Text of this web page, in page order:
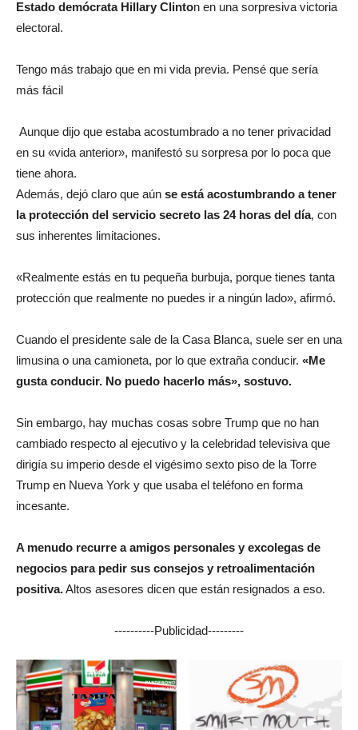
Estado demócrata Hillary Clinton en una sorpresiva victoria
electoral.
Tengo más trabajo que en mi vida previa. Pensé que sería
más fácil
Aunque dijo que estaba acostumbrado a no tener privacidad
en su «vida anterior», manifestó su sorpresa por lo poca que
tiene ahora.
Además, dejó claro que aún se está acostumbrando a tener
la protección del servicio secreto las 24 horas del día, con
sus inherentes limitaciones.
«Realmente estás en tu pequeña burbuja, porque tienes tanta
protección que realmente no puedes ir a ningún lado», afirmó.
Cuando el presidente sale de la Casa Blanca, suele ser en una
limusina o una camioneta, por lo que extraña conducir. «Me
gusta conducir. No puedo hacerlo más», sostuvo.
Sin embargo, hay muchas cosas sobre Trump que no han
cambiado respecto al ejecutivo y la celebridad televisiva que
dirigía su imperio desde el vigésimo sexto piso de la Torre
Trump en Nueva York y que usaba el teléfono en forma
incesante.
A menudo recurre a amigos personales y excolegas de
negocios para pedir sus consejos y retroalimentación
positiva.Altos asesores dicen que están resignados a eso.
----------Publicidad---------